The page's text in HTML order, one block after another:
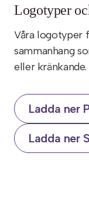
Logotyper
Våra logotyper
sammanhang
eller kränkande.
Ladda ner
Ladda ner